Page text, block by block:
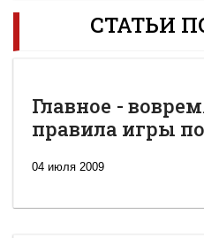
СТАТЬИ
Главное -
правила игры
04 июля 2009